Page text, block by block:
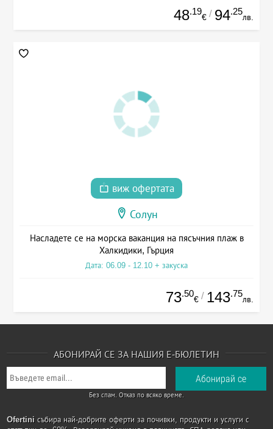
48.19
€ / 94.25
лв.
виж офертата
Солун
Насладете се на морска ваканция на пясъчния плаж в
Халкидики, Гърция
Дата: 06.09 - 12.10 + закуска
73.50
€ / 143.75
лв.
АБОНИРАЙ СЕ ЗА НАШИЯ Е-БЮЛЕТИН
Без спам. Отказ по всяко време.
Ofertini събира най-добрите оферти за почивки, продукти и услуги с